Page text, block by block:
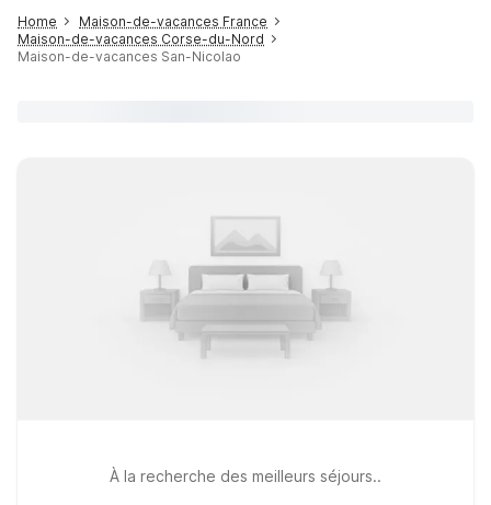
Home
Maison-de-vacances France
Maison-de-vacances Corse-du-Nord
Maison-de-vacances San-Nicolao
À la recherche des meilleurs séjours..